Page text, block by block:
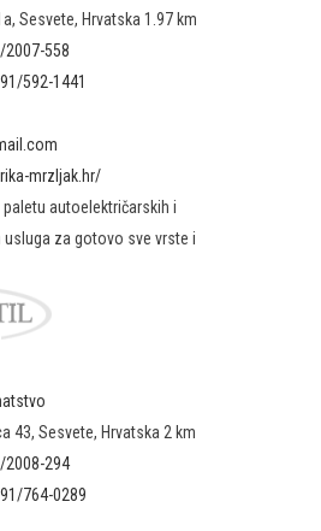
Sesvete, Hrvatska 1.97 km
2007-558
592-1441
mrzljak.hr/
autoelektričarskih i
za gotovo sve vrste i
43, Sesvete, Hrvatska 2 km
2008-294
764-0289